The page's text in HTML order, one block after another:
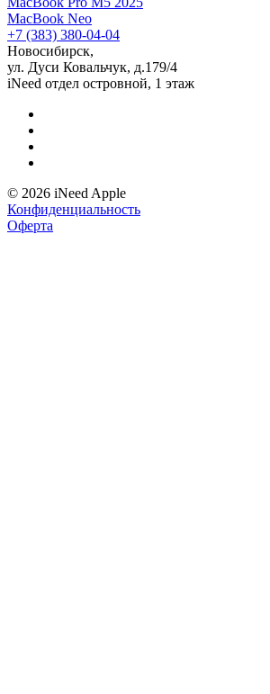
MacBook Neo
+7 (383) 380-04-04
Новосибирск,
ул. Дуси Ковальчук, д.179/4
iNeed отдел островной, 1 этаж
© 2026 iNeed Apple
Конфиденциальность
Оферта